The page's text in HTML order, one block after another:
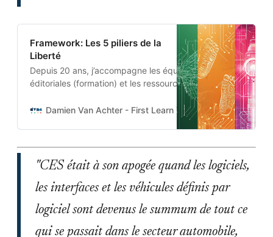
Framework: Les 5 piliers de la
Liberté
Depuis 20 ans, j’accompagne les équipes
éditoriales (formation) et les ressources
humaines (management) dans des projets
où rigueur, agilité et pertinence cohabitent
accessibles et fiables possible. Au gré de
mes missions, j’ai développé des outils
pour m’aider
Damien Van Achter - First Learn The Rules. Then Break
"CES était à son apogée quand les logiciels,
les interfaces et les véhicules définis par
logiciel sont devenus le summum de tout ce
qui se passait dans le secteur automobile,